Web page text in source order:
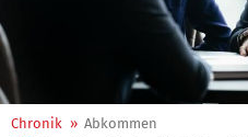
Chronik » Abkommen